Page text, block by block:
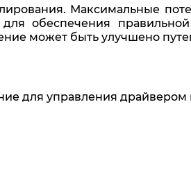
Максимальные
обеспечения
может быть улучшено
для управления драйвером